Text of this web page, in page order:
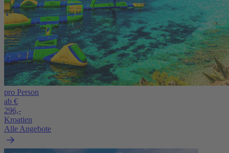
pro Person
ab €
296,-
Kroatien
Alle Angebote